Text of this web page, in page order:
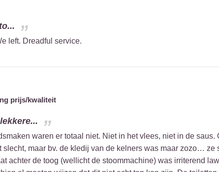
left. Dreadful service.
prijs/kwaliteit
waren er totaal niet. Niet in het vlees, niet in de saus.
maar bv. de kledij van de kelners was maar zozo… ze
achter de toog (wellicht de stoommachine) was irriterend